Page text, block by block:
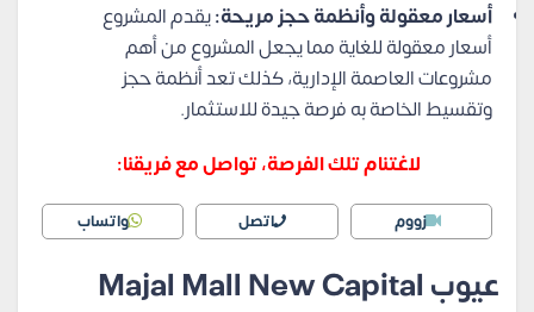
أسعار معقولة وأنظمة حجز مريحة:يقدم المشروع
أسعار معقولة للغاية مما يجعل المشروع من أهم
مشروعات العاصمة الإدارية، كذلك تعد أنظمة حجز
وتقسيط الخاصة به فرصة جيدة للاستثمار.
لاغتنام تلك الفرصة، تواصل مع فريقنا:
زووم اتصل واتساب
عيوب Majal Mall New Capital